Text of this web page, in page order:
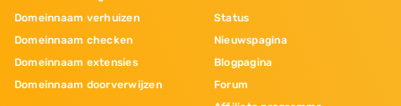
Domeinnaam verhuizen
Domeinnaam checken
Domeinnaam extensies
Domeinnaam doorverwijzen
Status
Nieuwspagina
Blogpagina
Forum